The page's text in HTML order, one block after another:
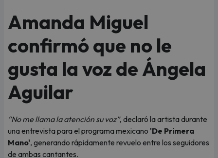
Amanda Miguel
confirmó que no le
gusta la voz de Ángela
Aguilar
“No me llama la atención su voz”, declaró la artista durante
una entrevista para el programa mexicano 'De Primera
Mano', generando rápidamente revuelo entre los seguidores
de ambas cantantes.